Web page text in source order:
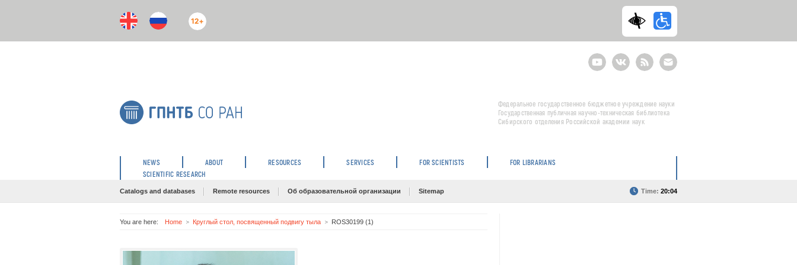
12+
YoutubeВКонтактеRSS
E-
mail
подписка
Федеральное государственное бюджетное учреждение науки
Государственная публичная научно-техническая библиотека
Сибирского отделения Российской академии наук
NEWS ABOUT RESOURCES SERVICES FOR SCIENTISTS
FOR LIBRARIANS
SCIENTIFIC RESEARCH
Catalogs and databases Remote resources Об образовательной организации Sitemap Time: 20:04
You are here: Home Круглый стол, посвященный подвигу тыла ROS30199 (1)